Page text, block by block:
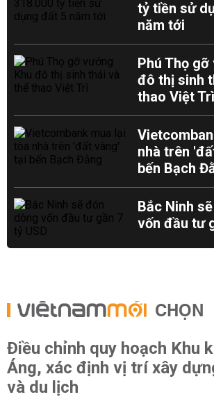
tỷ tiền sử
năm tới
Phú Thọ gỡ
đô thị sinh
thao Việt Trì
nhà trên
bến Bạch
Bắc Ninh
vốn đầu tư
CHỌN
Điều chỉnh quy hoạch Khu
Áng, xác định vị trí xây
và du lịch